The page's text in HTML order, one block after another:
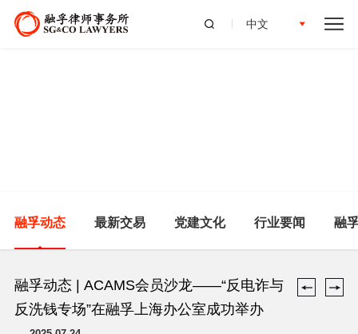
中文
融孚动态 最新交易 党建文化 行业要闻 融
融孚动态 | ACAMS会员沙龙——“反电诈与
反洗钱专场”在融孚上海办公室成功举办